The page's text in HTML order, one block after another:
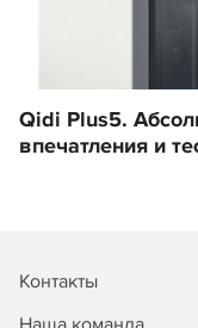
Qidi Plus5.
впечатления и
Контакты